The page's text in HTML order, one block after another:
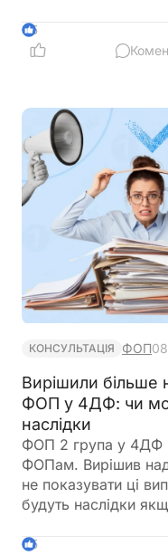
готівкових коштів
періодично
банку?
5
КОНСУЛЬТАЦІЯ ФОП
Вирішили більше
ФОП у 4ДФ: чи
наслідки
ФОП 2 група у 4ДФ
ФОПам. Вирішив
не показувати ці
будуть наслідки
5